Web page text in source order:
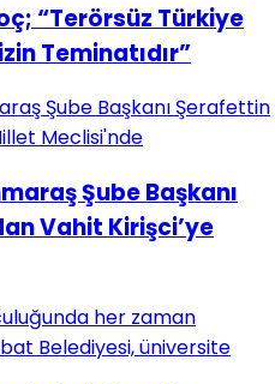
“Terörsüz Türkiye
Teminatıdır”
Şube Başkanı
Vahit Kirişci’ye